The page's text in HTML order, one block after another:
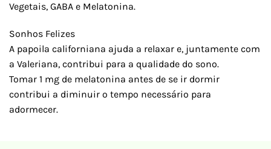
Vegetais, GABA e Melatonina.
Sonhos Felizes
A papoila californiana ajuda a relaxar e, juntamente com
a Valeriana, contribui para a qualidade do sono.
Tomar 1 mg de melatonina antes de se ir dormir
contribui a diminuir o tempo necessário para
adormecer.